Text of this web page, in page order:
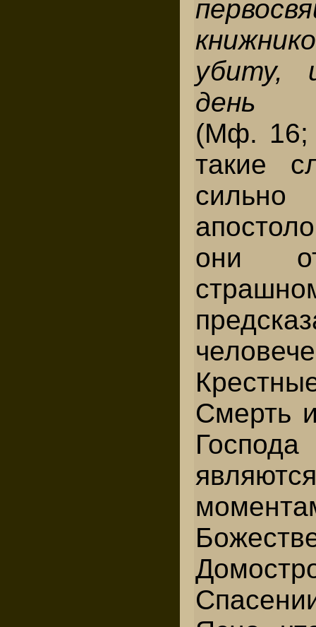
убиту,
день
(Мф. 16;
такие
они
Смерть